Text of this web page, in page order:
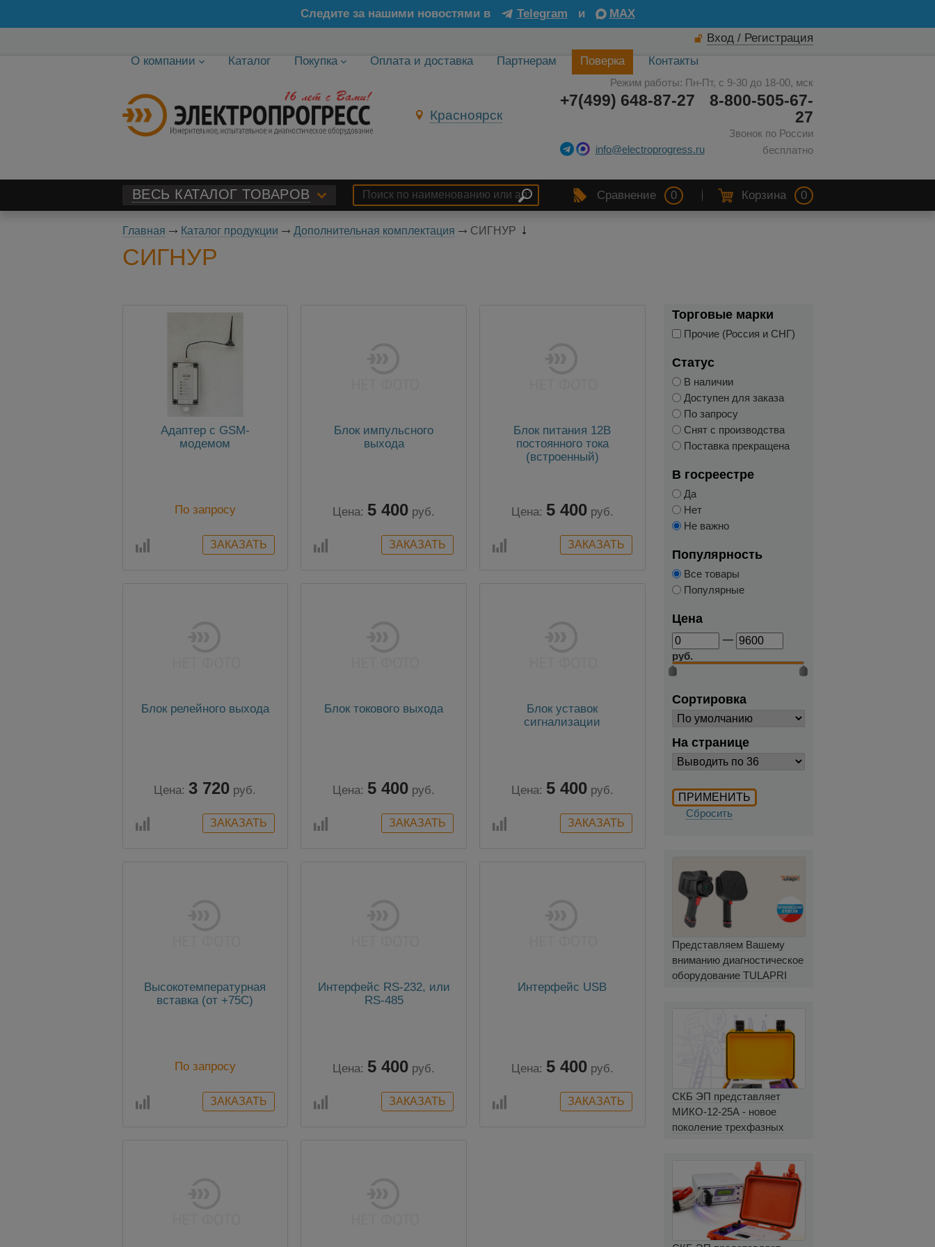
Следите за нашими новостями в Telegram и
MAX
Вход / Регистрация
О компании
Каталог Покупка Оплата и доставка Партнерам Поверка Контакты
Красноярск
Режим работы: Пн-Пт, с 9-30 до 18-00, мск
8-800-505-67-
27
Звонок по России
бесплатно
+7(499) 648-87-27
info@electroprogress.ru
ВЕСЬ КАТАЛОГ ТОВАРОВ Сравнение 0 Корзина 0
Главная Каталог продукции Дополнительная комплектация СИГНУР
СИГНУР
Адаптер с GSM-
модемом
По запросу
Блок импульсного
выхода
Цена: 5 400 руб.
Блок питания 12В
постоянного тока
(встроенный)
Цена: 5 400 руб.
Блок релейного выхода
Цена: 3 720 руб.
Блок токового выхода
Цена: 5 400 руб.
Блок уставок
сигнализации
Цена: 5 400 руб.
Высокотемпературная
вставка (от +75С)
По запросу
Интерфейс RS-232, или
RS-485
Цена: 5 400 руб.
Интерфейс USB
Цена: 5 400 руб.
Торговые марки
Прочие (Россия и СНГ)
Статус
В наличии
Доступен для заказа
По запросу
Снят с производства
Поставка прекращена
В госреестре
Да
Нет
Не важно
Популярность
Все товары
Популярные
Цена
—
руб.
Сортировка
На странице
Сбросить
Представляем Вашему
вниманию диагностическое
оборудование TULAPRI
СКБ ЭП представляет
МИКО-12-25А - новое
поколение трехфазных